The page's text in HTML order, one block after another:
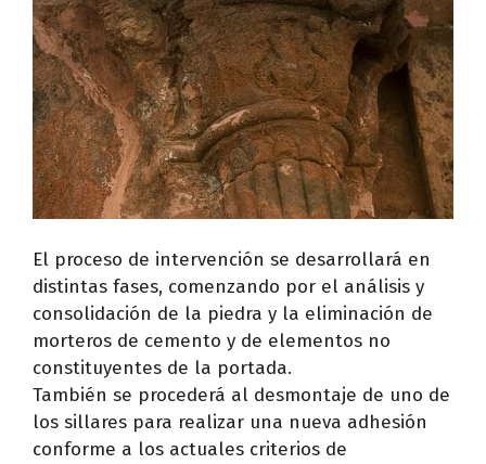
El proceso de intervención se desarrollará en
distintas fases, comenzando por el análisis y
consolidación de la piedra y la eliminación de
morteros de cemento y de elementos no
constituyentes de la portada.
También se procederá al desmontaje de uno de
los sillares para realizar una nueva adhesión
conforme a los actuales criterios de